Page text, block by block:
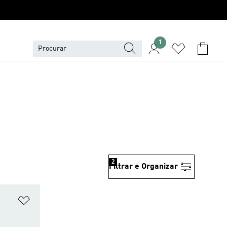
1
Filtrar e Organizar
2